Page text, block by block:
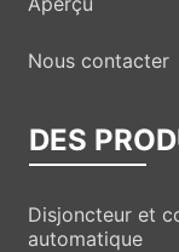
Nous contacter
DES
Disjoncteur et
automatique